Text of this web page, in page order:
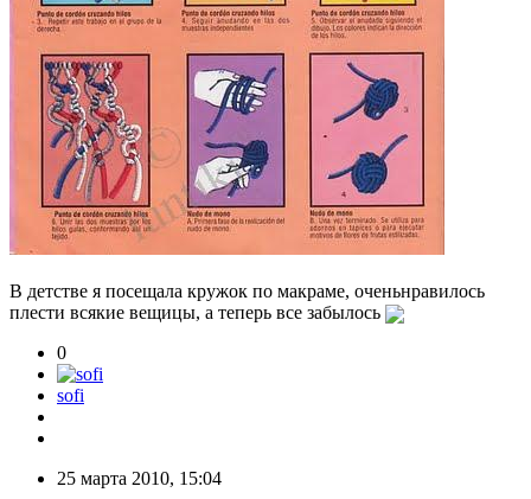
В детстве я посещала кружок по макраме, оченьнравилось
плести всякие вещицы, а теперь все забылось
0
sofi
25 марта 2010, 15:04